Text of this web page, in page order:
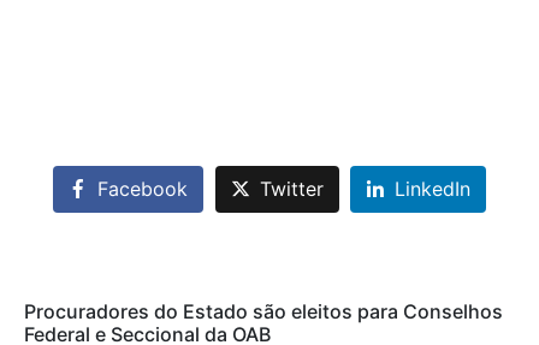
Facebook Twitter LinkedIn
Procuradores do Estado são eleitos para Conselhos
Federal e Seccional da OAB